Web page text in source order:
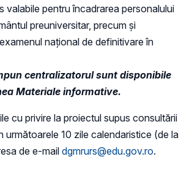
valabile pentru încadrarea personalului
preuniversitar, precum şi
naţional de definitivare în
centralizatorul sunt disponibile
Materiale informative.
cu privire la proiectul supus consultării
următoarele 10 zile calendaristice (de la
de e-maildgmrurs@edu.gov.ro.